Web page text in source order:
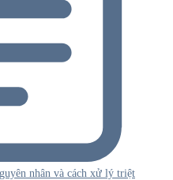
nhân và cách xử lý triệt